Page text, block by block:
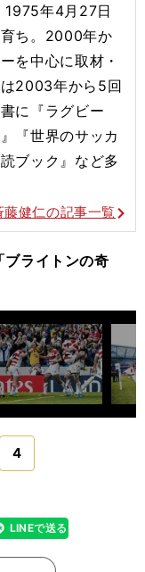
1975年4月27日
ち。2000年か
を中心に取材・
2003年から5回
に『ラグビー
『世界のサッカ
ブック』など多
藤健仁の記事一覧
ブライトンの奇
4
LINEで送る